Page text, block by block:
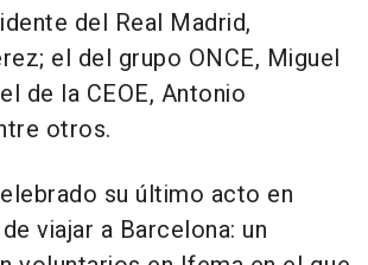
del Real Madrid,
el del grupo ONCE, Miguel
de la CEOE, Antonio
otros.
su último acto en
viajar a Barcelona: un